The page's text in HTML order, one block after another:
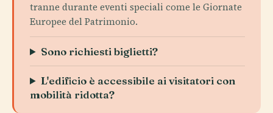
tranne durante eventi speciali come le Giornate
Europee del Patrimonio.
Sono richiesti biglietti?
L'edificio è accessibile ai visitatori con
mobilità ridotta?